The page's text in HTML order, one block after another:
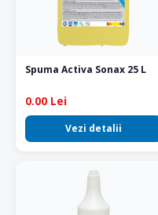
Spuma Activa Sonax 25 L
0.00 Lei
Vezi detalii